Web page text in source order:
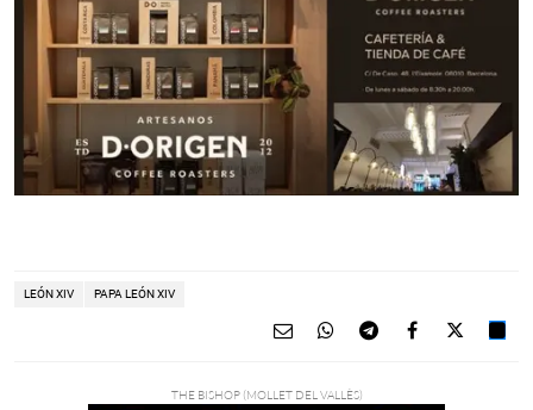
LEÓN XIV PAPA LEÓN XIV